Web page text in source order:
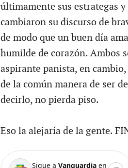
últimamente sus estrategas
cambiaron su discurso de
de modo que un buen día
humilde de corazón. Ambos
aspirante panista, en
de la común manera de ser
decirlo, no pierda piso.
Eso la alejaría de la gente.
Sigue a Vanguardiaen